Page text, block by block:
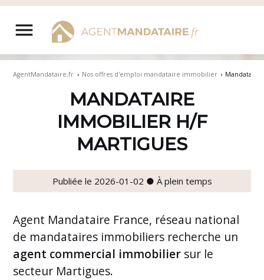
Aller
contenu
menu
AgentMandataire.fr › Nos offres d'emploi mandataire immobilier › Mandataire
MANDATAIRE
IMMOBILIER H/F
MARTIGUES
Publiée le 2026-01-02 ● À plein temps
Agent Mandataire France, réseau national
de mandataires immobiliers recherche un
agent commercial immobilier sur le
secteur Martigues.